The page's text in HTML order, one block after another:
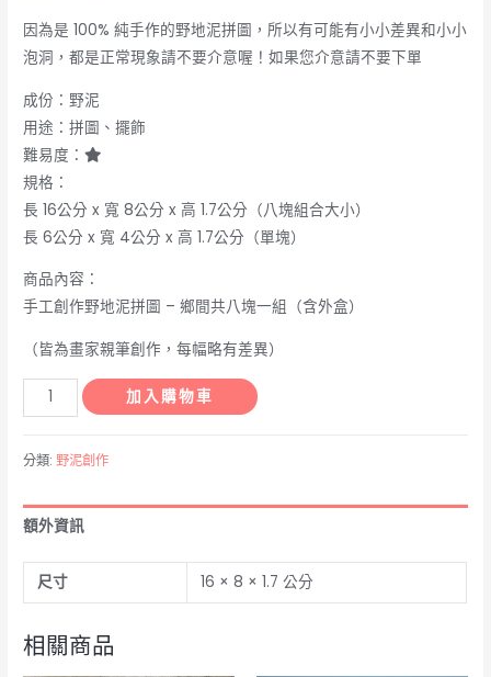
因為是 100% 純手作的野地泥拼圖，所以有可能有小小差異和小小
泡洞，都是正常現象請不要介意喔！如果您介意請不要下單
成份：野泥
用途：拼圖、擺飾
難易度：
規格：
長 16公分 x 寬 8公分 x 高 1.7公分（八塊組合大小）
長 6公分 x 寬 4公分 x 高 1.7公分（單塊）
商品內容：
手工創作野地泥拼圖 – 鄉間共八塊一組（含外盒）
（皆為畫家親筆創作，每幅略有差異）
地
拼
圖
-
間
數
量
加入購物車
分類:野泥創作
額外資訊
尺寸 16 × 8 × 1.7 公分
相關商品